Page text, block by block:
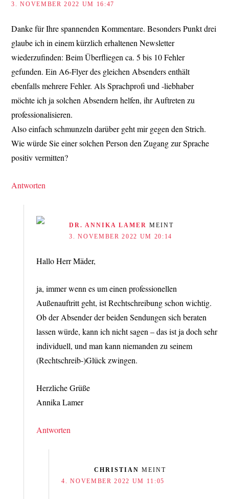
3. NOVEMBER 2022 UM 16:47
Danke für Ihre spannenden Kommentare. Besonders Punkt drei
glaube ich in einem kürzlich erhaltenen Newsletter
wiederzufinden: Beim Überfliegen ca. 5 bis 10 Fehler
gefunden. Ein A6-Flyer des gleichen Absenders enthält
ebenfalls mehrere Fehler. Als Sprachprofi und -liebhaber
möchte ich ja solchen Absendern helfen, ihr Auftreten zu
professionalisieren.
Also einfach schmunzeln darüber geht mir gegen den Strich.
Wie würde Sie einer solchen Person den Zugang zur Sprache
positiv vermitten?
Antworten
DR. ANNIKA LAMER MEINT
3. NOVEMBER 2022 UM 20:14
Hallo Herr Mäder,
ja, immer wenn es um einen professionellen
Außenauftritt geht, ist Rechtschreibung schon wichtig.
Ob der Absender der beiden Sendungen sich beraten
lassen würde, kann ich nicht sagen – das ist ja doch sehr
individuell, und man kann niemanden zu seinem
(Rechtschreib-)Glück zwingen.
Herzliche Grüße
Annika Lamer
Antworten
CHRISTIAN MEINT
4. NOVEMBER 2022 UM 11:05